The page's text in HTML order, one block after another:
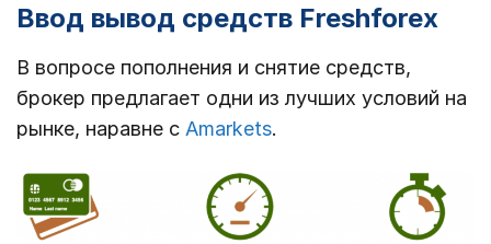
Ввод вывод средств Freshforex
В вопросе пополнения и снятие средств,
брокер предлагает одни из лучших условий на
рынке, наравне с Amarkets.